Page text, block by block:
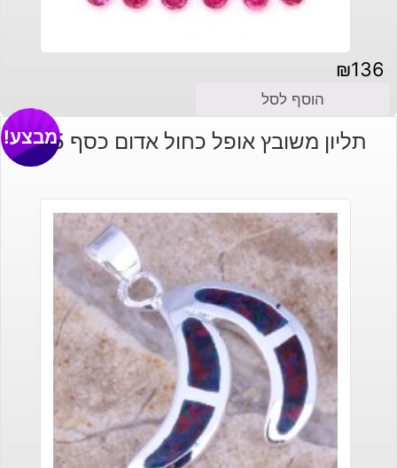
₪136
הוסף לסל
תליון משובץ אופל כחול אדום כסף 925 מבצע!